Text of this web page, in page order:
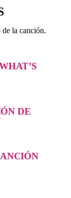
de la canción.
DE